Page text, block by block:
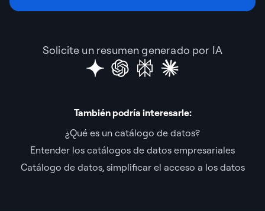
Solicite un resumen generado por IA
También podría interesarle:
¿Qué es un catálogo de datos?
Entender los catálogos de datos empresariales
Catálogo de datos, simplificar el acceso a los datos